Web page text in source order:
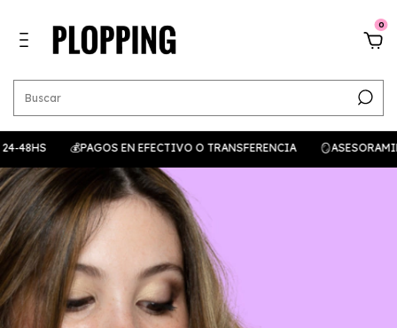
0
💰PAGOS EN EFECTIVO O TRANSFERENCIA 🪞ASESORAMIENTO